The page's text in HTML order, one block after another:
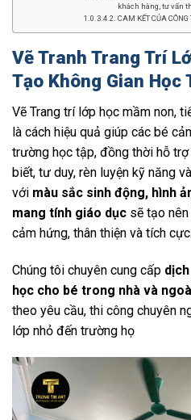
khách hàng, tư vấn
CAM KẾT CỦA CÔNG
Vẽ Tranh Trang Trí
Tạo Không Gian Học
Vẽ Trang trí lớp học mầm non,
là cách hiệu quả giúp các bé
trường học tập, đồng thời hỗ
biết, tư duy, rèn luyện kỹ năng
với màu sắc sinh động, hình
mang tính giáo dục sẽ tạo
cảm hứng, thân thiện và tích cực.
Chúng tôi chuyên cung cấp
học cho bé trong nhà và
theo yêu cầu, thi công chuyên
lớp nhỏ đến trường họ